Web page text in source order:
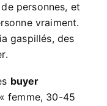
personnes, et
vraiment.
gaspillés, des
buyer
femme, 30-45